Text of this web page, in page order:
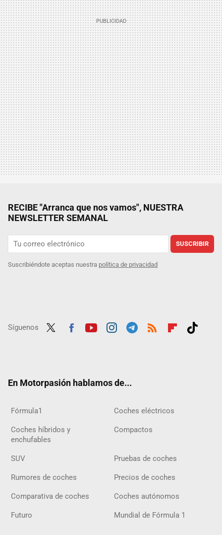
RECIBE "Arranca que nos vamos", NUESTRA
NEWSLETTER SEMANAL
SUSCRIBIR
Suscribiéndote aceptas nuestra política de privacidad
Síguenos
En Motorpasión hablamos de...
Fórmula1 Coches eléctricos
Coches híbridos y
enchufables
Compactos
SUV Pruebas de coches
Rumores de coches Precios de coches
Comparativa de coches Coches autónomos
Futuro Mundial de Fórmula 1